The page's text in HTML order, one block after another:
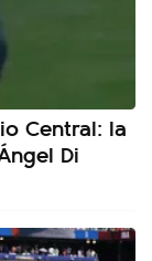
Central: la
Di